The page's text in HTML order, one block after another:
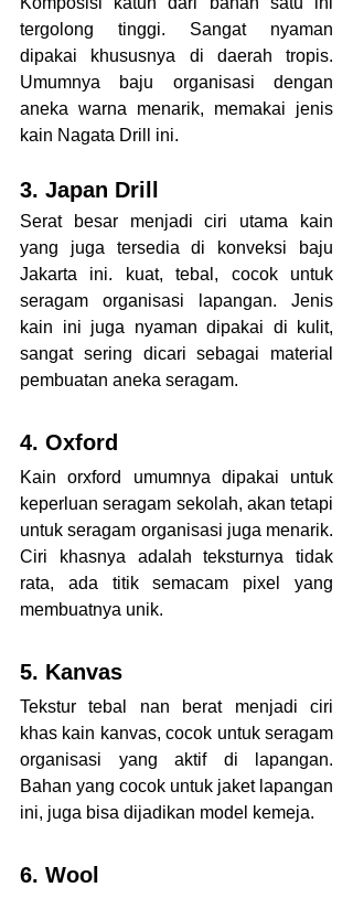
tergolong tinggi. Sangat nyaman
dipakai khususnya di daerah tropis.
Umumnya baju organisasi dengan
aneka warna menarik, memakai jenis
kain Nagata Drill ini.
3. Japan Drill
Serat besar menjadi ciri utama kain
yang juga tersedia di konveksi baju
Jakarta ini. kuat, tebal, cocok untuk
seragam organisasi lapangan. Jenis
kain ini juga nyaman dipakai di kulit,
sangat sering dicari sebagai material
pembuatan aneka seragam.
4. Oxford
Kain orxford umumnya dipakai untuk
keperluan seragam sekolah, akan tetapi
untuk seragam organisasi juga menarik.
Ciri khasnya adalah teksturnya tidak
rata, ada titik semacam pixel yang
membuatnya unik.
5. Kanvas
Tekstur tebal nan berat menjadi ciri
khas kain kanvas, cocok untuk seragam
organisasi yang aktif di lapangan.
Bahan yang cocok untuk jaket lapangan
ini, juga bisa dijadikan model kemeja.
6. Wool